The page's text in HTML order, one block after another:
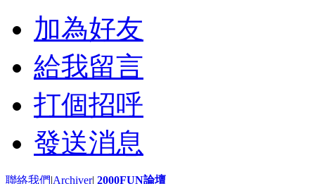
加為好友
給我留言
打個招呼
發送消息
聯絡我們|Archiver| 2000FUN論壇